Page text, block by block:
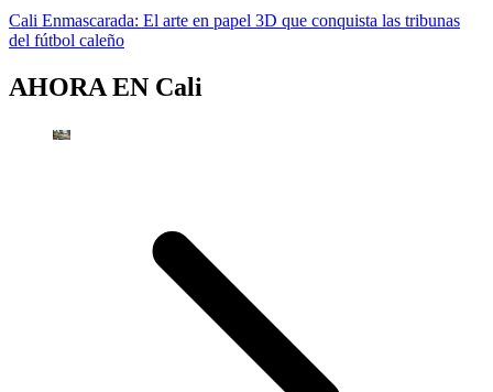
Cali Enmascarada: El arte en papel 3D que conquista las tribunas
del fútbol caleño
AHORA EN Cali